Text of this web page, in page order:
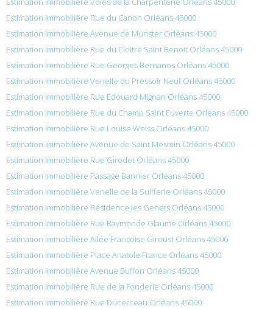
Estimation immobilière Rue du Canon Orléans 45000
Estimation immobilière Avenue de Munster Orléans 45000
Estimation immobilière Rue du Cloitre Saint Benoit Orléans 45000
Estimation immobilière Rue Georges Bernanos Orléans 45000
Estimation immobilière Venelle du Pressoir Neuf Orléans 45000
Estimation immobilière Rue Édouard Mignan Orléans 45000
Estimation immobilière Rue du Champ Saint Euverte Orléans 45000
Estimation immobilière Rue Louise Weiss Orléans 45000
Estimation immobilière Avenue de Saint Mesmin Orléans 45000
Estimation immobilière Rue Girodet Orléans 45000
Estimation immobilière Passage Bannier Orléans 45000
Estimation immobilière Venelle de la Suifferie Orléans 45000
Estimation immobilière Résidence les Genets Orléans 45000
Estimation immobilière Rue Raymonde Glaume Orléans 45000
Estimation immobilière Allée Françoise Giroust Orléans 45000
Estimation immobilière Place Anatole France Orléans 45000
Estimation immobilière Avenue Buffon Orléans 45000
Estimation immobilière Rue de la Fonderie Orléans 45000
Estimation immobilière Rue Ducerceau Orléans 45000